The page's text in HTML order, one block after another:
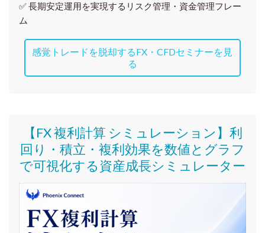
✅ 長期安定運用を実現するリスク管理・資金管理フレー
ム
感覚トレードを脱却するFX・CFDセミナーを見
る
【FX 複利計算 シミュレーション】利
回り・積立・複利効果を数値とグラフ
で可視化する資産成長シミュレーター